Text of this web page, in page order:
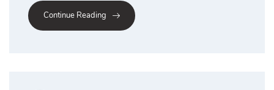
Continue Reading